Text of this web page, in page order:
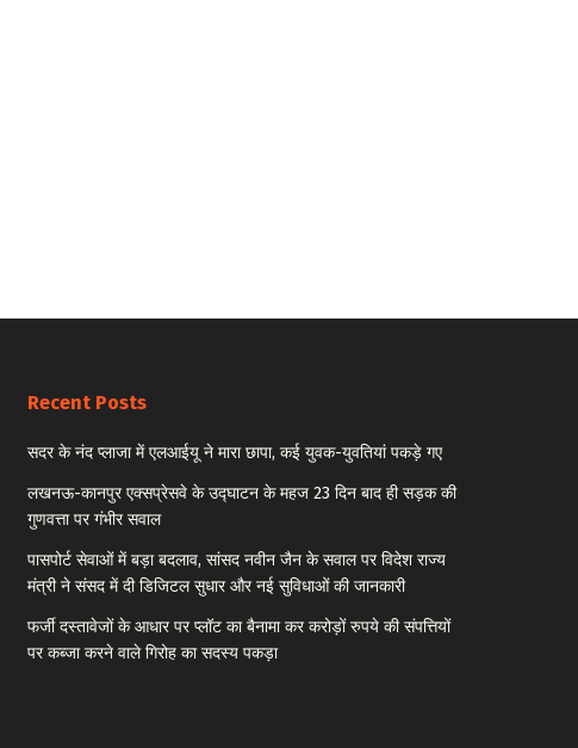
Recent Posts
सदर के नंद प्लाजा में एलआईयू ने मारा छापा, कई युवक-युवतियां पकड़े गए
लखनऊ-कानपुर एक्सप्रेसवे के उद्घाटन के महज 23 दिन बाद ही सड़क की
गुणवत्ता पर गंभीर सवाल
पासपोर्ट सेवाओं में बड़ा बदलाव, सांसद नवीन जैन के सवाल पर विदेश राज्य
मंत्री ने संसद में दी डिजिटल सुधार और नई सुविधाओं की जानकारी
फर्जी दस्तावेजों के आधार पर प्लॉट का बैनामा कर करोड़ों रुपये की संपत्तियों
पर कब्जा करने वाले गिरोह का सदस्य पकड़ा